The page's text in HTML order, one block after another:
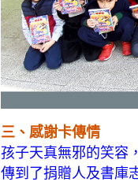
三、感謝卡傳情
孩子天真無邪的笑容
傳到了捐贈人及書庫